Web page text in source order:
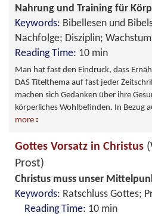
Nahrung und Training für
Keywords: Bibellesen und
Nachfolge; Disziplin;
Reading Time: 10 min
Man hat fast den Eindruck, dass
DAS Titelthema auf fast jeder
machen sich Gedanken über ihre
körperliches Wohlbefinden. In Bezug
more
Gottes Vorsatz in Christus
Prost)
Christus muss unser
Keywords: Ratschluss Gottes;
Reading Time: 10 min